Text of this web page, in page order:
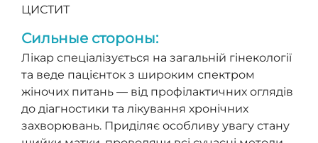
ЦИСТИТ
Сильные стороны:
Лікар спеціалізується на загальній гінекології
та веде пацієнток з широким спектром
жіночих питань — від профілактичних оглядів
до діагностики та лікування хронічних
захворювань. Приділяє особливу увагу стану